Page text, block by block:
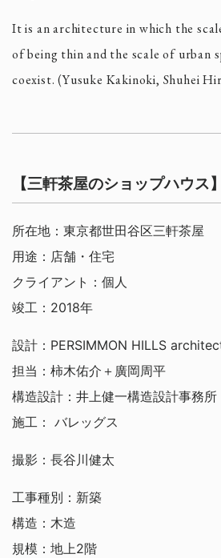
It is an architecture in which the
of being thin and the scale of urban
coexist. (Yusuke Kakinoki, Shuhei
【三軒茶屋のショップハウス】
所在地：東京都世田谷区三軒茶屋
用途：店舗・住宅
クライアント：個人
竣工：2018年
設計：PERSIMMON HILLS
担当：柿木佑介＋廣岡周平
構造設計：井上健一構造設計事務所
施工： バレッグス
撮影：長谷川健太
工事種別：新築
構造：木造
規模：地上2階